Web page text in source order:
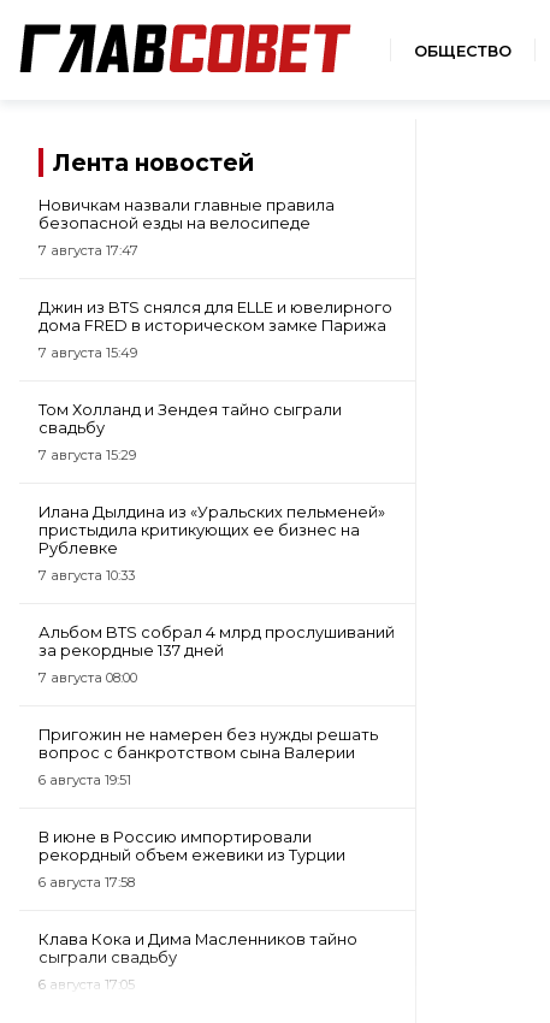
ОБЩЕСТВО
Лента новостей
Новичкам назвали главные правила
безопасной езды на велосипеде
7 августа 17:47
Джин из BTS снялся для ELLE и ювелирного
дома FRED в историческом замке Парижа
7 августа 15:49
Том Холланд и Зендея тайно сыграли
свадьбу
7 августа 15:29
Илана Дылдина из «Уральских пельменей»
пристыдила критикующих ее бизнес на
Рублевке
7 августа 10:33
Альбом BTS собрал 4 млрд прослушиваний
за рекордные 137 дней
7 августа 08:00
Пригожин не намерен без нужды решать
вопрос с банкротством сына Валерии
6 августа 19:51
В июне в Россию импортировали
рекордный объем ежевики из Турции
6 августа 17:58
Клава Кока и Дима Масленников тайно
сыграли свадьбу
6 августа 17:05